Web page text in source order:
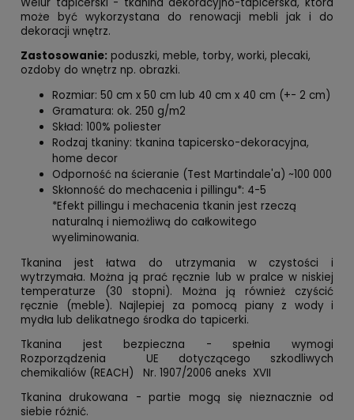
może być wykorzystana do renowacji mebli jak i do
dekoracji wnętrz.
Zastosowanie: poduszki, meble, torby, worki, plecaki,
ozdoby do wnętrz np. obrazki.
Rozmiar: 50 cm x 50 cm lub 40 cm x 40 cm (+- 2 cm)
Gramatura: ok. 250 g/m2
Skład: 100% poliester
Rodzaj tkaniny: tkanina tapicersko-dekoracyjna,
home decor
Odporność na ścieranie (Test Martindale'a) ~100 000
Skłonność do mechacenia i pillingu*: 4-5
*Efekt pillingu i mechacenia tkanin jest rzeczą
naturalną i niemożliwą do całkowitego
wyeliminowania.
Tkanina jest łatwa do utrzymania w czystości i
wytrzymała. Można ją prać ręcznie lub w pralce w niskiej
temperaturze (30 stopni). Można ją również czyścić
ręcznie (meble). Najlepiej za pomocą piany z wody i
mydła lub delikatnego środka do tapicerki.
Tkanina jest bezpieczna - spełnia wymogi
Rozporządzenia UE dotyczącego szkodliwych
chemikaliów (REACH) Nr. 1907/2006 aneks XVII
Tkanina drukowana - partie mogą się nieznacznie od
siebie różnić.